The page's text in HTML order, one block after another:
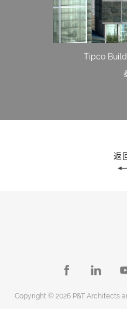
Tipco
返
Copyright © 2026 P&T Architects